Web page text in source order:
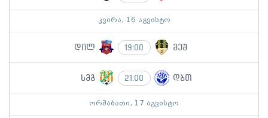
კვირა, 16 აგვისტო
დილ 19:00 მეშ
სმგ 21:00 დბთ
ორშაბათი, 17 აგვისტო